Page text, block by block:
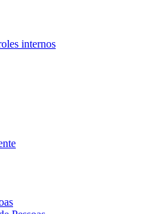
internos